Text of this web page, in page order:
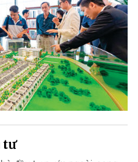
tư